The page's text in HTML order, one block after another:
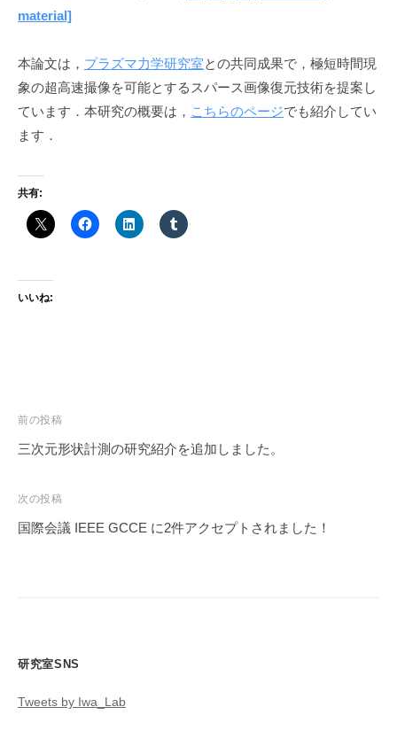
material]
本論文は， プラズマ力学研究室との共同成果で，極短時間現
象の超高速撮像を可能とするスパース画像復元技術を提案し
ています．本研究の概要は， こちらのページでも紹介してい
ます．
共有:
いいね:
投
稿
ビ
ゲ
前の投稿
三次元形状計測の研究紹介を追加しました。
次の投稿
国際会議 IEEE GCCE に2件アクセプトされました！
研究室SNS
Tweets by Iwa_Lab